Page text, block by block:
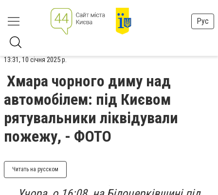
Рус
13:31, 10 січня 2025 р.
Хмара чорного диму над
автомобілем: під Києвом
рятувальники ліквідували
пожежу, - ФОТО
Читать на русском